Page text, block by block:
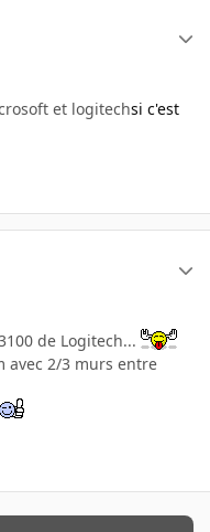
et logitechsi c'est
de Logitech...
avec 2/3 murs entre